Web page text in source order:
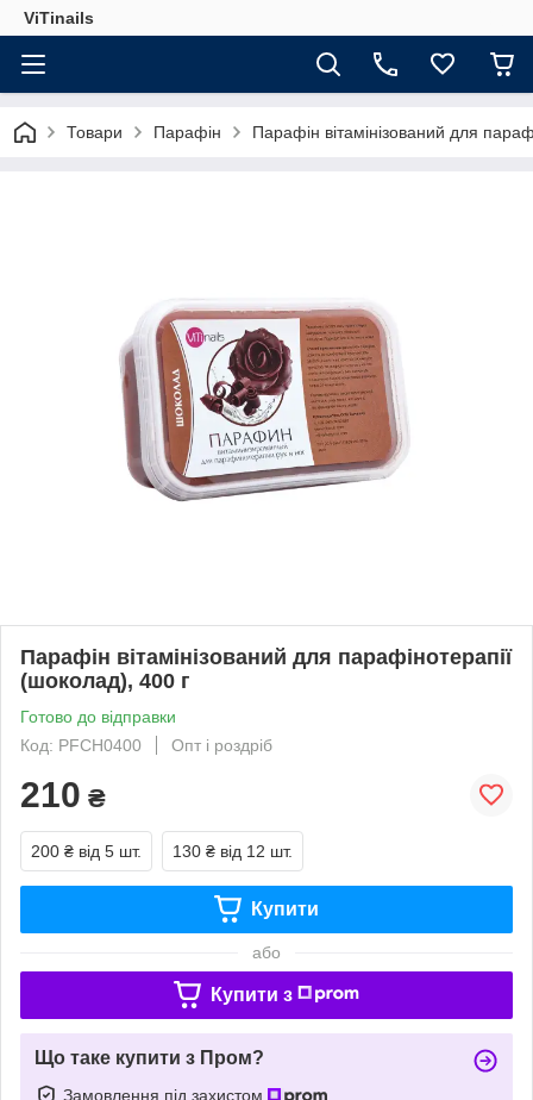
ViTinails
Товари Парафін Парафін вітамінізований для
Парафін вітамінізований для парафінотерапії
(шоколад), 400 г
Готово до відправки
Код: PFCH0400
Опт і роздріб
210 ₴
200 ₴ від 5 шт. 130 ₴ від 12 шт.
Купити
або
Купити з
Що таке купити з Пром?
Замовлення під захистом